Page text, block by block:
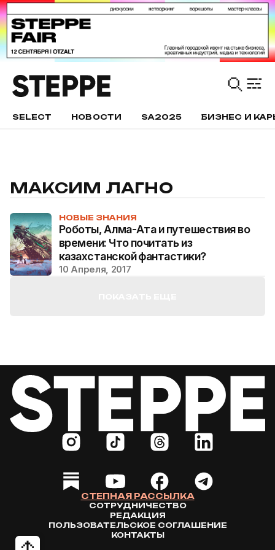
SELECT НОВОСТИ SA2025 БИЗНЕС И
МАКСИМ ЛАГНО
НОВЫЕ ЗНАНИЯ
Роботы, Алма-Ата и путешествия во
времени: Что почитать из
казахстанской фантастики?
10 Апреля, 2017
СТЕПНАЯ РАССЫЛКА
СОТРУДНИЧЕСТВО
РЕДАКЦИЯ
ПОЛЬЗОВАТЕЛЬСКОЕ СОГЛАШЕНИЕ
КОНТАКТЫ